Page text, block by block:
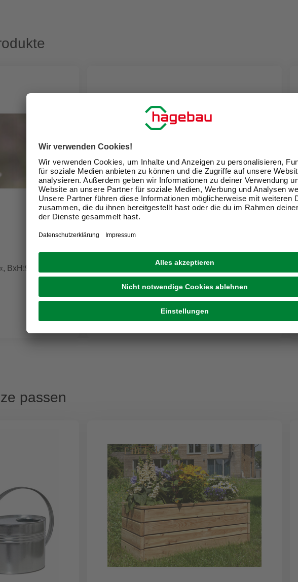
BxH:90 cm x 45
LED-Spotbalken »Rost«, Länge: 48 cm, Höhe: 12
passen